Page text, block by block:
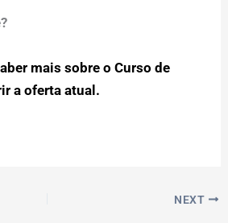
mais sobre o Curso de
a oferta atual.
NEXT